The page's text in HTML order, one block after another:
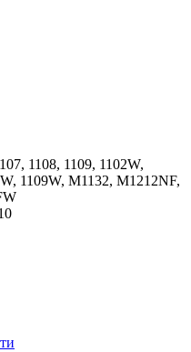
1108, 1109, 1102W,
1109W, M1132, M1212NF,